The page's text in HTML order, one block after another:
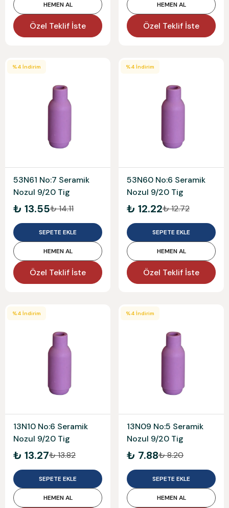
HEMEN AL
Özel Teklif İste
HEMEN AL
Özel Teklif İste
%4 İndirim
53N61 No:7 Seramik
Nozul 9/20 Tig
₺ 13.55₺ 14.11
SEPETE EKLE
HEMEN AL
Özel Teklif İste
%4 İndirim
53N60 No:6 Seramik
Nozul 9/20 Tig
₺ 12.22₺ 12.72
SEPETE EKLE
HEMEN AL
Özel Teklif İste
%4 İndirim
13N10 No:6 Seramik
Nozul 9/20 Tig
₺ 13.27₺ 13.82
SEPETE EKLE
HEMEN AL
%4 İndirim
13N09 No:5 Seramik
Nozul 9/20 Tig
₺ 7.88₺ 8.20
SEPETE EKLE
HEMEN AL